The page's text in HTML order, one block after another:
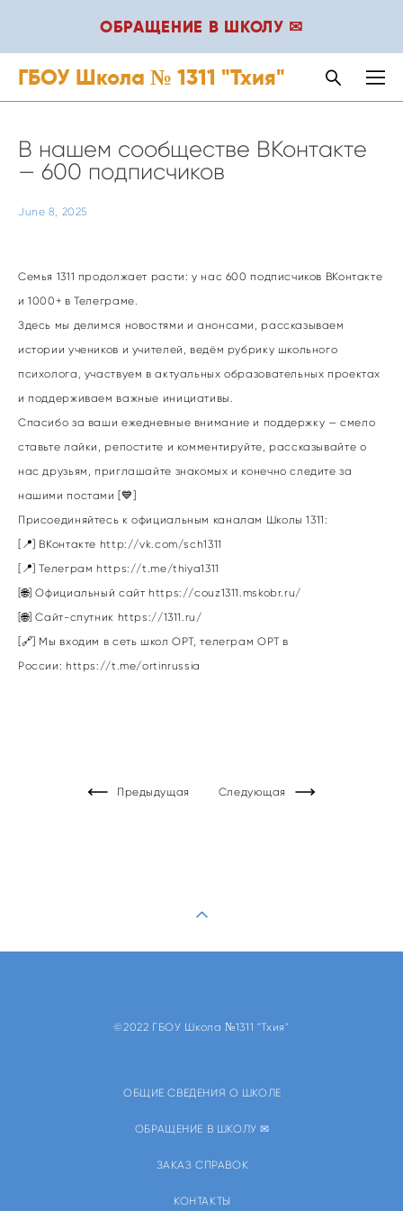
ОБРАЩЕНИЕ В ШКОЛУ ✉
ГБОУ Школа № 1311 "Тхия"
June 8, 2025
В нашем сообществе ВКонтакте
— 600 подписчиков
Семья 1311 продолжает расти: у нас 600 подписчиков ВКонтакте
и 1000+ в Телеграме.
Здесь мы делимся новостями и анонсами, рассказываем
истории учеников и учителей, ведём рубрику школьного
психолога, участвуем в актуальных образовательных проектах
и поддерживаем важные инициативы.
Спасибо за ваши ежедневные внимание и поддержку — смело
ставьте лайки, репостите и комментируйте, рассказывайте о
нас друзьям, приглашайте знакомых и конечно следите за
нашими постами [💙]
Присоединяйтесь к официальным каналам Школы 1311:
[📍] ВКонтакте http://vk.com/sch1311
[📍] Телеграм https://t.me/thiya1311
[🌐] Официальный сайт https://couz1311.mskobr.ru/
[🌐] Сайт-спутник https://1311.ru/
[🔗] Мы входим в сеть школ ОРТ, телеграм ОРТ в
России: https://t.me/ortinrussia
Предыдущая Следующая
©2022 ГБОУ Школа №1311 "Тхия"
ОБЩИЕ СВЕДЕНИЯ О ШКОЛЕ
ОБРАЩЕНИЕ В ШКОЛУ ✉
ЗАКАЗ СПРАВОК
КОНТАКТЫ